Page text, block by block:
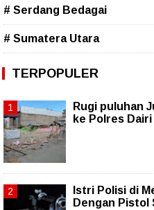
# Serdang Bedagai
# Sumatera Utara
TERPOPULER
Rugi puluhan
ke Polres
Istri Polisi di
Dengan Pistol